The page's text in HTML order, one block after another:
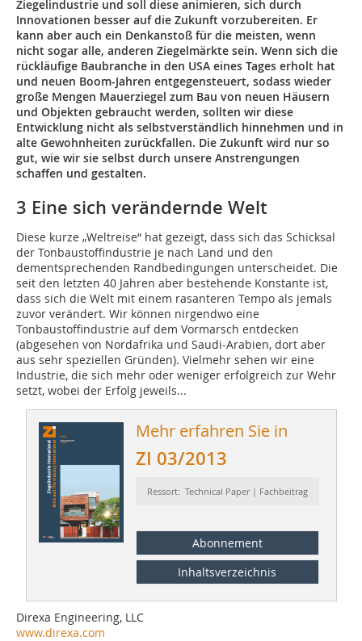
Ziegelindustrie und soll diese animieren, sich durch
Innovationen besser auf die Zukunft vorzubereiten. Er
kann aber auch ein Denkanstoß für die meisten, wenn
nicht sogar alle, anderen Ziegelmärkte sein. Wenn sich die
rückläufige Baubranche in den USA eines Tages erholt hat
und neuen Boom-Jahren entgegensteuert, sodass wieder
große Mengen Mauerziegel zum Bau von neuen Häusern
und Objekten gebraucht werden, sollten wir diese
Entwicklung nicht als selbstverständlich hinnehmen und in
alte Gewohnheiten zurückfallen. Die Zukunft wird nur so
gut, wie wir sie selbst durch unsere Anstrengungen
schaffen und gestalten.
3 Eine sich verändernde Welt
Diese kurze „Weltreise“ hat gezeigt, dass sich das Schicksal
der Tonbaustoffindustrie je nach Land und den
dementsprechenden Randbedingungen unterscheidet. Die
seit den letzten 40 Jahren aber bestehende Konstante ist,
dass sich die Welt mit einem rasanteren Tempo als jemals
zuvor verändert. Wir können nirgendwo eine
Tonbaustoffindustrie auf dem Vormarsch entdecken
(abgesehen von Nordafrika und Saudi-Arabien, dort aber
aus sehr speziellen Gründen). Vielmehr sehen wir eine
Industrie, die sich mehr oder weniger erfolgreich zur Wehr
setzt, wobei der Erfolg jeweils...
Mehr erfahren Sie in
ZI 03/2013
Ressort: Technical Paper | Fachbeitrag
Abonnement
Inhaltsverzeichnis
Direxa Engineering, LLC
www.direxa.com